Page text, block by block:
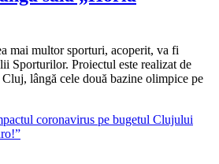
mai multor sporturi, acoperit, va fi
Sporturilor. Proiectul este realizat de
lângă cele două bazine olimpice pe